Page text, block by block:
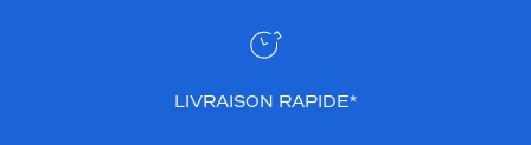
LIVRAISON RAPIDE*